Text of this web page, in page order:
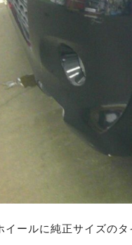
イールに純正サイズの